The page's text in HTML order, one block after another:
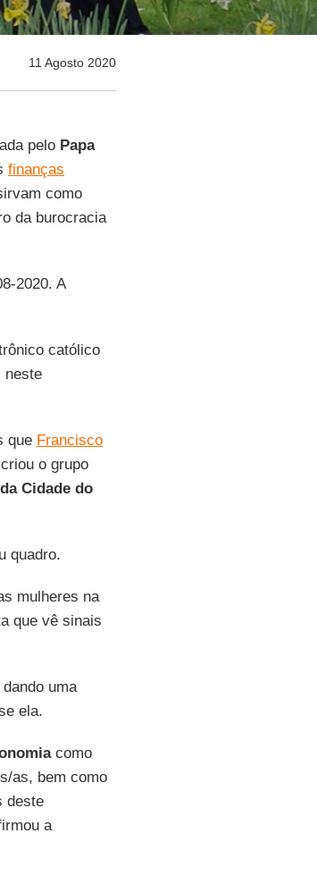
11 Agosto 2020
pelo Papa
finanças
como
da burocracia
2020. A
católico
neste
que Francisco
o grupo
Cidade do
quadro.
mulheres na
que vê sinais
uma
ela.
como
as, bem como
deste
a